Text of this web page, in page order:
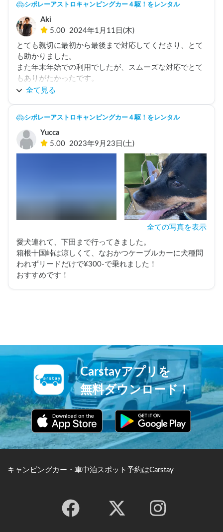
ゴールドのボディが、めちゃくちゃ目立ちました（笑）
アメ車の割には燃費が良かった気がします。
また、機会がありましたら宜しくお願い致します。
シボレーアストロキャンピングカー４駆！をレンタル
Aki
5.00 2024年1月11日(木)
とても親切に最初から最後まで対応してくださり、とて
も助かりました。
また年末年始での利用でしたが、スムーズな対応でとて
もありがたかったです。
また機会があれば是非利用させていただきたいです。
全て見る
シボレーアストロキャンピングカー４駆！をレンタル
Yucca
5.00 2023年9月23日(土)
全ての写真を表示
愛犬連れて、下田まで行ってきました。
箱根十国峠は涼しくて、なおかつケーブルカーに犬種問
われずリードだけで¥300-で乗れました！
おすすめです！
Carstayアプリを
無料ダウンロード！
キャンピングカー・車中泊スポット予約はCarstay